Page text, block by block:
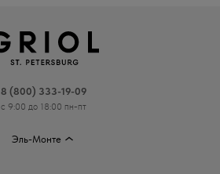
8 (800) 333-19-09
с 9:00 до 18:00 пн-пт
Эль-Монте